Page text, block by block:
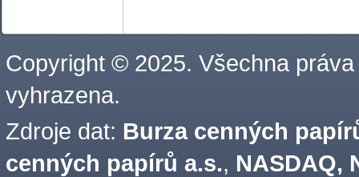
Copyright © 2025. Všechna práva
vyhrazena.
Zdroje dat: Burza cenných
cenných papírů a.s., NASDAQ,